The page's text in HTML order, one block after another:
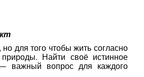
для того чтобы жить согласно
Найти своё истинное
важный вопрос для каждого